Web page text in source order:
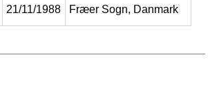
21/11/1988 Fræer Sogn, Danmark